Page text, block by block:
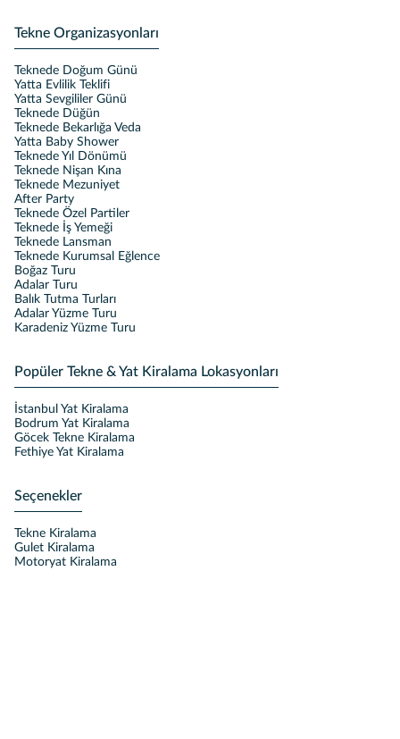
Tekne Organizasyonları
Teknede Doğum Günü
Yatta Evlilik Teklifi
Yatta Sevgililer Günü
Teknede Düğün
Teknede Bekarlığa Veda
Yatta Baby Shower
Teknede Yıl Dönümü
Teknede Nişan Kına
Teknede Mezuniyet
After Party
Teknede Özel Partiler
Teknede İş Yemeği
Teknede Lansman
Teknede Kurumsal Eğlence
Boğaz Turu
Adalar Turu
Balık Tutma Turları
Adalar Yüzme Turu
Karadeniz Yüzme Turu
Popüler Tekne & Yat Kiralama Lokasyonları
İstanbul Yat Kiralama
Bodrum Yat Kiralama
Göcek Tekne Kiralama
Fethiye Yat Kiralama
Seçenekler
Tekne Kiralama
Gulet Kiralama
Motoryat Kiralama